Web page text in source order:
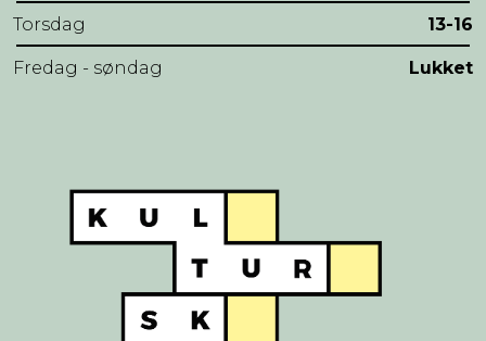
Torsdag 13-16
Fredag - søndag Lukket